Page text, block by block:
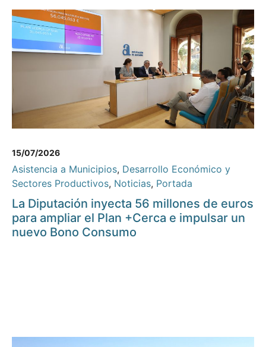
15/07/2026
Asistencia a Municipios, Desarrollo Económico y
Sectores Productivos, Noticias, Portada
La Diputación inyecta 56 millones de euros
para ampliar el Plan +Cerca e impulsar un
nuevo Bono Consumo